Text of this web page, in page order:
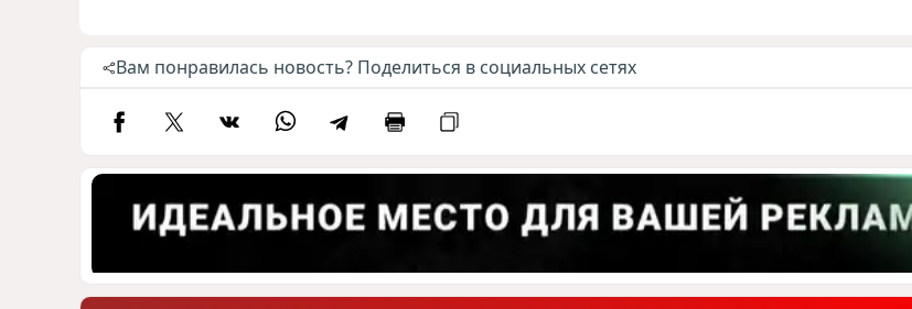
Вам понравилась новость? Поделиться в социальных сетях